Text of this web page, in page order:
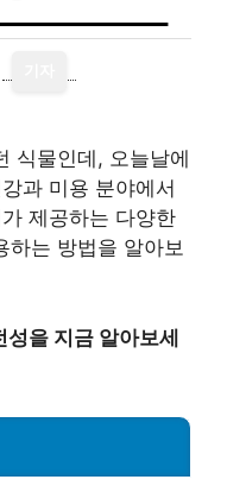
식물인데, 오늘날에
과 미용 분야에서
제공하는 다양한
하는 방법을 알아보
성을 지금 알아보세